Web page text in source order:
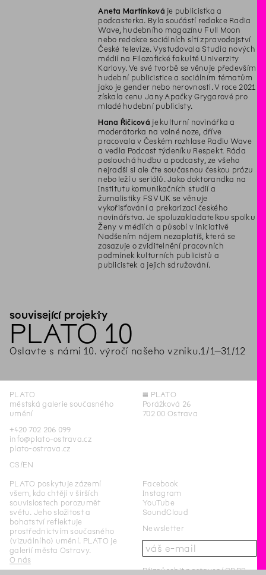
Aneta Martínková je publicistka a
podcasterka. Byla součástí redakce Radia
Wave, hudebního magazínu Full Moon
nebo redakce sociálních sítí zpravodajství
České televize. Vystudovala Studia nových
médií na Filozofické fakultě Univerzity
Karlovy. Ve své tvorbě se věnuje především
hudební publicistice a sociálním tématům
jako je gender nebo nerovnosti. V roce 2021
získala cenu Jany Apačky Grygarové pro
mladé hudební publicisty.
Hana Řičicová je kulturní novinářka a
moderátorka na volné noze, dříve
pracovala v Českém rozhlase Radiu Wave
a vedla Podcast týdeníku Respekt. Ráda
poslouchá hudbu a podcasty, ze všeho
nejradši si ale čte současnou českou prózu
nebo leží u seriálů. Jako doktorandka na
Institutu komunikačních studií a
žurnalistiky FSV UK se věnuje
vykořisťování a prekarizaci českého
novinářstva. Je spoluzakladatelkou spolku
Ženy v médiích a působí v iniciativě
Nadšením nájem nezaplatíš, která se
zasazuje o zviditelnění pracovních
podmínek kulturních publicistů a
publicistek a jejich sdružování.
související projekty
PLATO 10
Oslavte s námi 10. výročí našeho vzniku.1/1–31/12
PLATO
městská galerie současného
umění
+420 702 206 099
info@plato-ostrava.cz
plato-ostrava.cz
CS EN
◊ PLATO
Porážková 26
702 00 Ostrava
PLATO poskytuje zázemí
všem, kdo chtějí v širších
souvislostech porozumět
světu. Jeho složitost a
bohatství reflektuje
prostřednictvím současného
(vizuálního) umění. PLATO je
galerií města Ostravy.
O nás
Facebook
Instagram
YouTube
SoundCloud
Newsletter
Přizpůsobit nastavení GDPR